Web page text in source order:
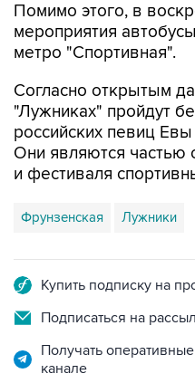
Помимо этого, в
мероприятия
метро "Спортивная".
Согласно открытым
"Лужниках" пройдут
российских певиц
Они являются частью
и фестиваля
Фрунзенская Лужники
Купить подписку на
Подписаться на
Получать
канале